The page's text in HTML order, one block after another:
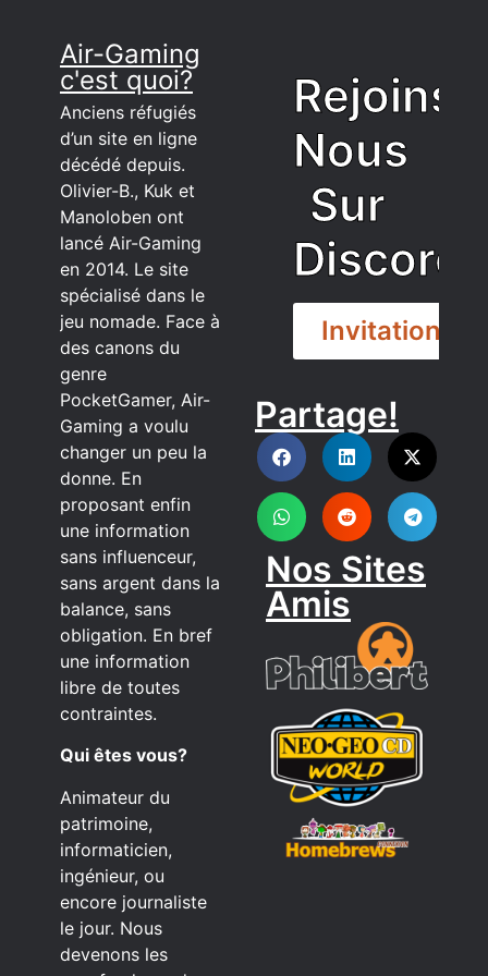
Air-Gaming
c'est quoi?
Anciens réfugiés
d’un site en ligne
décédé depuis.
Olivier-B., Kuk et
Manoloben ont
lancé Air-Gaming
en 2014. Le site
spécialisé dans le
jeu nomade. Face à
des canons du
genre
PocketGamer, Air-
Gaming a voulu
changer un peu la
donne. En
proposant enfin
une information
sans influenceur,
sans argent dans la
balance, sans
obligation. En bref
une information
libre de toutes
contraintes.
Qui êtes vous?
Animateur du
patrimoine,
informaticien,
ingénieur, ou
encore journaliste
le jour. Nous
devenons les
Rejoins
Nous
Sur
Discord
Invitation
DISCORD
Partage!
Nos Sites
Amis